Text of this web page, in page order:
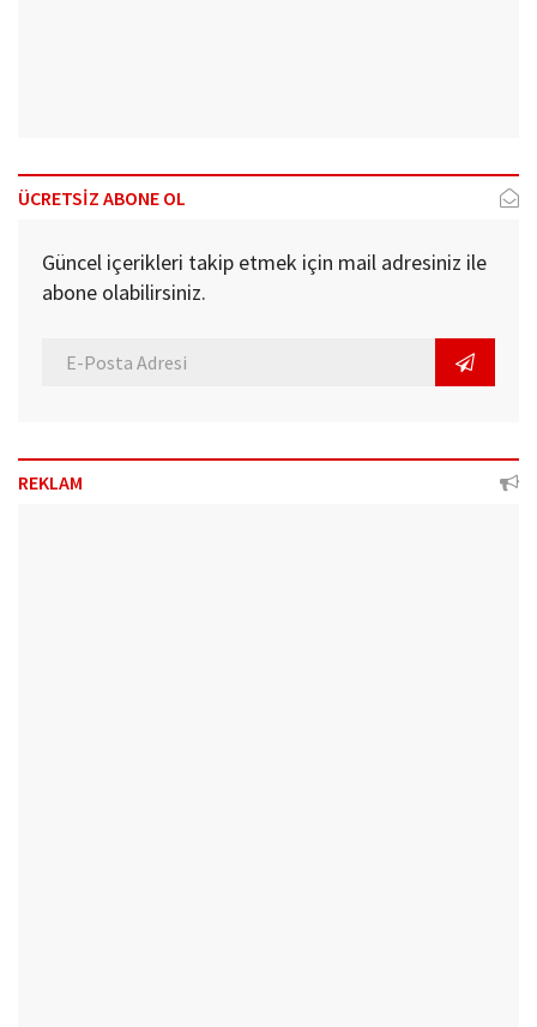
ÜCRETSİZ ABONE OL
Güncel içerikleri takip etmek için mail adresiniz ile
abone olabilirsiniz.
REKLAM